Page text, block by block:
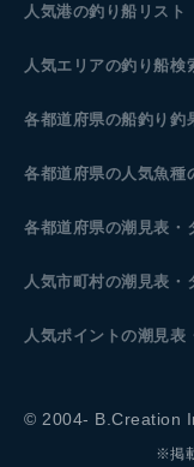
人気港の釣り船リスト
人気エリアの釣り船検
各都道府県の船釣り釣
各都道府県の人気魚種
各都道府県の潮見表 ・
人気市町村の潮見表・
人気ポイントの潮見表
© 2004- B.Creation
※掲